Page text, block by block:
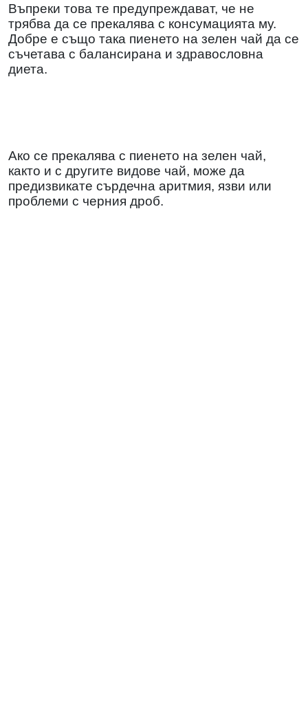
Въпреки това те предупреждават, че не
трябва да се прекалява с консумацията му.
Добре е също така пиенето на зелен чай да се
съчетава с балансирана и здравословна
диета.
Ако се прекалява с пиенето на зелен чай,
както и с другите видове чай, може да
предизвикате сърдечна аритмия, язви или
проблеми с черния дроб.